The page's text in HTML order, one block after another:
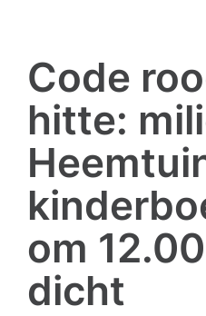
Code
hitte:
om
dicht